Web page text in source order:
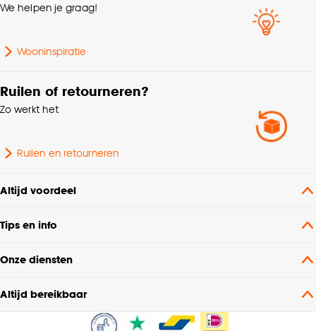
We helpen je graag!
Wooninspiratie
Ruilen of retourneren?
Zo werkt het
Ruilen en retourneren
Altijd voordeel
Tips en info
Onze diensten
Altijd bereikbaar